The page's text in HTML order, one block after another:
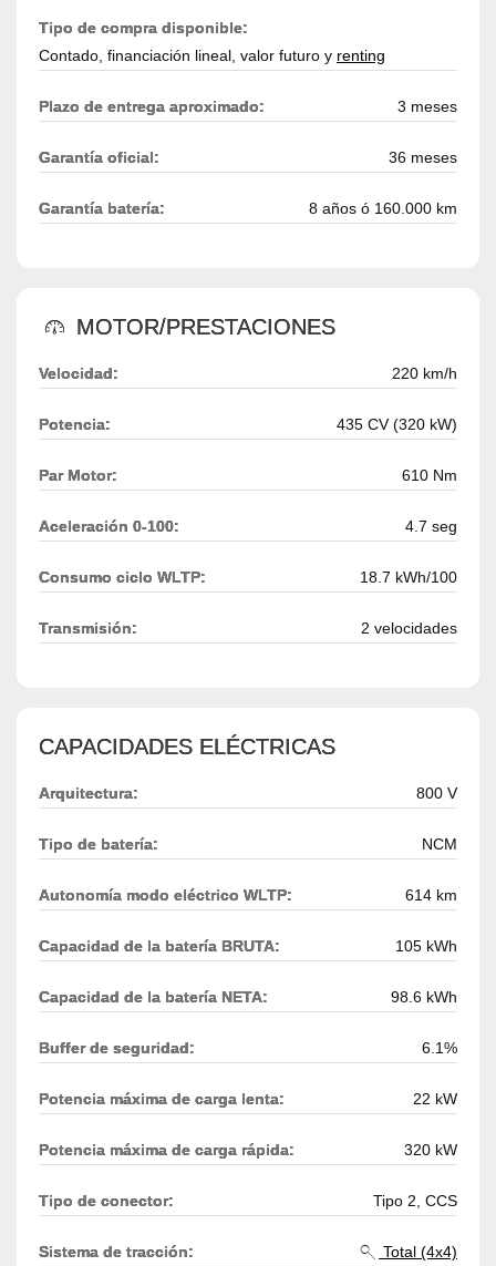
Tipo de compra disponible:
Contado, financiación lineal, valor futuro y renting
Plazo de entrega aproximado: 3 meses
Garantía oficial: 36 meses
Garantía batería: 8 años ó 160.000 km
MOTOR/PRESTACIONES
Velocidad: 220 km/h
Potencia: 435 CV (320 kW)
Par Motor: 610 Nm
Aceleración 0-100: 4.7 seg
Consumo ciclo WLTP: 18.7 kWh/100
Transmisión: 2 velocidades
CAPACIDADES ELÉCTRICAS
Arquitectura: 800 V
Tipo de batería: NCM
Autonomía modo eléctrico WLTP: 614 km
Capacidad de la batería BRUTA: 105 kWh
Capacidad de la batería NETA: 98.6 kWh
Buffer de seguridad: 6.1%
Potencia máxima de carga lenta: 22 kW
Potencia máxima de carga rápida: 320 kW
Tipo de conector: Tipo 2, CCS
Sistema de tracción: Total (4x4)